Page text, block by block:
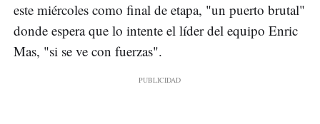
este miércoles como final de etapa, "un puerto brutal"
donde espera que lo intente el líder del equipo Enric
Mas, "si se ve con fuerzas".